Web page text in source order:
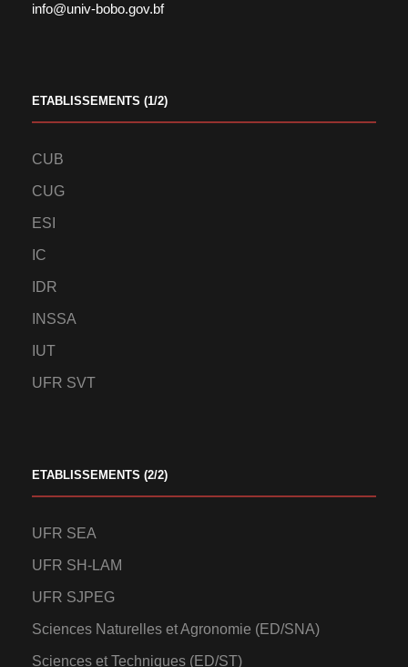
info@univ-bobo.gov.bf
ETABLISSEMENTS (1/2)
CUB
CUG
ESI
IC
IDR
INSSA
IUT
UFR SVT
ETABLISSEMENTS (2/2)
UFR SEA
UFR SH-LAM
UFR SJPEG
Sciences Naturelles et Agronomie (ED/SNA)
Sciences et Techniques (ED/ST)